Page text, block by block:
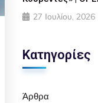
27 Ιουλίου, 2026
Κατηγορίες
Άρθρα